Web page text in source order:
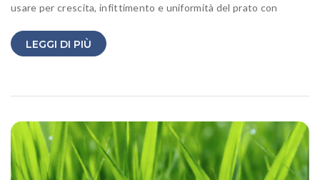
usare per crescita, infittimento e uniformità del prato con
LEGGI DI PIÙ